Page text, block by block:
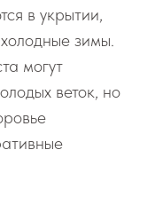
в укрытии,
зимы.
могут
веток, но